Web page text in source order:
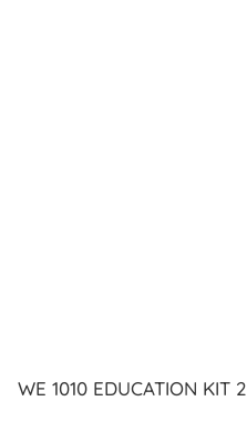
WE 1010 EDUCATION KIT